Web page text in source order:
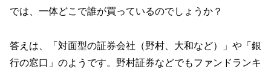
では、一体どこで誰が買っているのでしょうか？
答えは、「対面型の証券会社（野村、大和など）」や「銀
行の窓口」のようです。野村証券などでもファンドランキ